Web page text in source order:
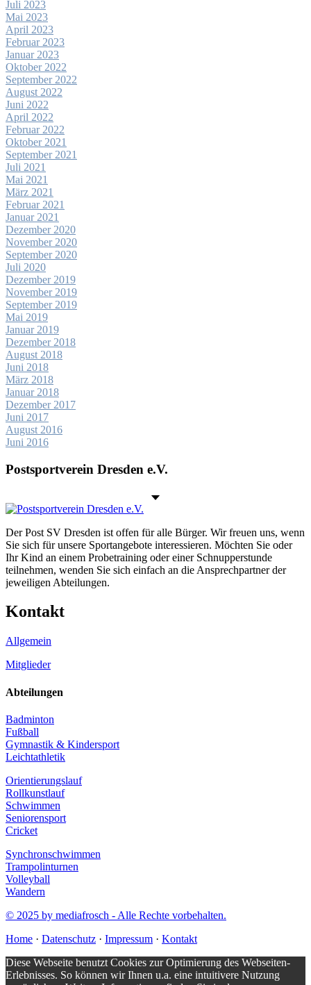
Juli 2023
Mai 2023
April 2023
Februar 2023
Januar 2023
Oktober 2022
September 2022
August 2022
Juni 2022
April 2022
Februar 2022
Oktober 2021
September 2021
Juli 2021
Mai 2021
März 2021
Februar 2021
Januar 2021
Dezember 2020
November 2020
September 2020
Juli 2020
Dezember 2019
November 2019
September 2019
Mai 2019
Januar 2019
Dezember 2018
August 2018
Juni 2018
März 2018
Januar 2018
Dezember 2017
Juni 2017
August 2016
Juni 2016
Postsportverein Dresden e.V.
Der Post SV Dresden ist offen für alle Bürger. Wir freuen uns, wenn
Sie sich für unsere Sportangebote interessieren. Möchten Sie oder
Ihr Kind an einem Probetraining oder einer Schnupperstunde
teilnehmen, wenden Sie sich einfach an die Ansprechpartner der
jeweiligen Abteilungen.
Kontakt
Allgemein
Mitglieder
Abteilungen
Badminton
Fußball
Gymnastik & Kindersport
Leichtathletik
Orientierungslauf
Rollkunstlauf
Schwimmen
Seniorensport
Cricket
Synchronschwimmen
Trampolinturnen
Volleyball
Wandern
© 2025 by mediafrosch - Alle Rechte vorbehalten.
Home · Datenschutz · Impressum · Kontakt
Diese Webseite benutzt Cookies zur Optimierung des Webseiten-
Erlebnisses. So können wir Ihnen u.a. eine intuitivere Nutzung